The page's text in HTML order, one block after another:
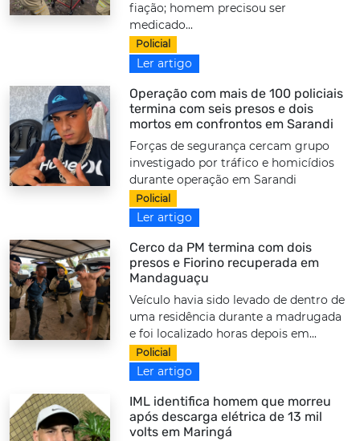
fiação; homem precisou ser
medicado...
Policial
Ler artigo
Operação com mais de 100 policiais
termina com seis presos e dois
mortos em confrontos em Sarandi
Forças de segurança cercam grupo
investigado por tráfico e homicídios
durante operação em Sarandi
Policial
Ler artigo
Cerco da PM termina com dois
presos e Fiorino recuperada em
Mandaguaçu
Veículo havia sido levado de dentro de
uma residência durante a madrugada
e foi localizado horas depois em...
Policial
Ler artigo
IML identifica homem que morreu
após descarga elétrica de 13 mil
volts em Maringá